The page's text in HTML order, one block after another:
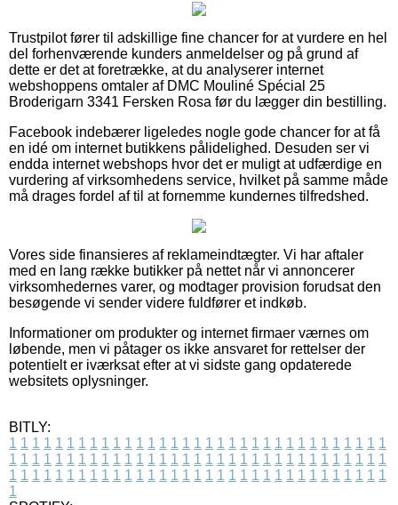
Trustpilot fører til adskillige fine chancer for at vurdere en hel
del forhenværende kunders anmeldelser og på grund af
dette er det at foretrække, at du analyserer internet
webshoppens omtaler af DMC Mouliné Spécial 25
Broderigarn 3341 Fersken Rosa før du lægger din bestilling.
Facebook indebærer ligeledes nogle gode chancer for at få
en idé om internet butikkens pålidelighed. Desuden ser vi
endda internet webshops hvor det er muligt at udfærdige en
vurdering af virksomhedens service, hvilket på samme måde
må drages fordel af til at fornemme kundernes tilfredshed.
Vores side finansieres af reklameindtægter. Vi har aftaler
med en lang række butikker på nettet når vi annoncerer
virksomhedernes varer, og modtager provision forudsat den
besøgende vi sender videre fuldfører et indkøb.
Informationer om produkter og internet firmaer værnes om
løbende, men vi påtager os ikke ansvaret for rettelser der
potentielt er iværksat efter at vi sidste gang opdaterede
websitets oplysninger.
BITLY:
1 1 1 1 1 1 1 1 1 1 1 1 1 1 1 1 1 1 1 1 1 1 1 1 1 1 1 1 1 1 1 1 1
1 1 1 1 1 1 1 1 1 1 1 1 1 1 1 1 1 1 1 1 1 1 1 1 1 1 1 1 1 1 1 1 1
1 1 1 1 1 1 1 1 1 1 1 1 1 1 1 1 1 1 1 1 1 1 1 1 1 1 1 1 1 1 1 1 1
1